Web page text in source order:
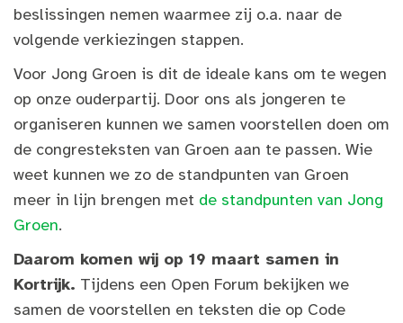
beslissingen nemen waarmee zij o.a. naar de
volgende verkiezingen stappen.
Voor Jong Groen is dit de ideale kans om te wegen
op onze ouderpartij. Door ons als jongeren te
organiseren kunnen we samen voorstellen doen om
de congresteksten van Groen aan te passen. Wie
weet kunnen we zo de standpunten van Groen
meer in lijn brengen met de standpunten van Jong
Groen.
Daarom komen wij op 19 maart samen in
Kortrijk. Tijdens een Open Forum bekijken we
samen de voorstellen en teksten die op Code